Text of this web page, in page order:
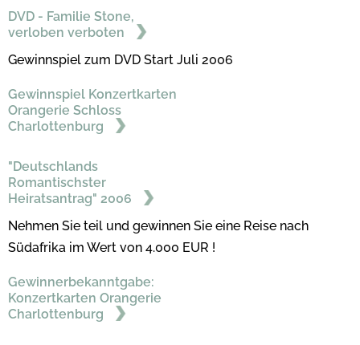
DVD - Familie Stone,
verloben verboten
Gewinnspiel zum DVD Start Juli 2006
Gewinnspiel Konzertkarten
Orangerie Schloss
Charlottenburg
"Deutschlands
Romantischster
Heiratsantrag" 2006
Nehmen Sie teil und gewinnen Sie eine Reise nach
Südafrika im Wert von 4.000 EUR !
Gewinnerbekanntgabe:
Konzertkarten Orangerie
Charlottenburg